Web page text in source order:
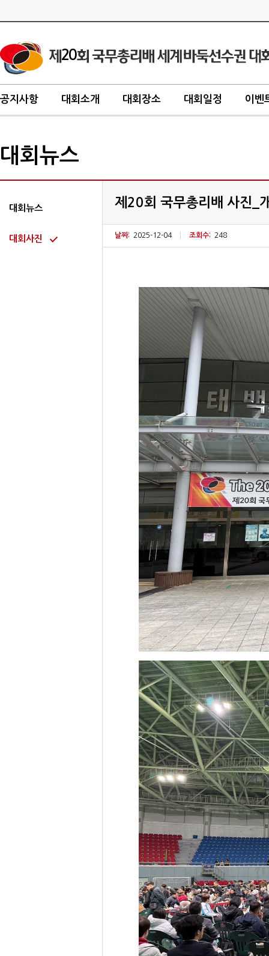
20
공지사항 대회소개 대회장소 대회일정 이벤
대회뉴스
대회뉴스
대회사진
제20회 국무총리배 사진_
날짜: 2025-12-04 조회수: 248